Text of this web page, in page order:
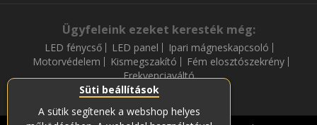
Süti beállítások
A sütik segítenek a webshop helyes
Ügyfeleink ezeket keresték még:
LED fénycső LED panel
Ipari mágneskapcsoló
Motorvédelem
Kismegszakító
Fém elosztószekrény
Frekvenciaváltó